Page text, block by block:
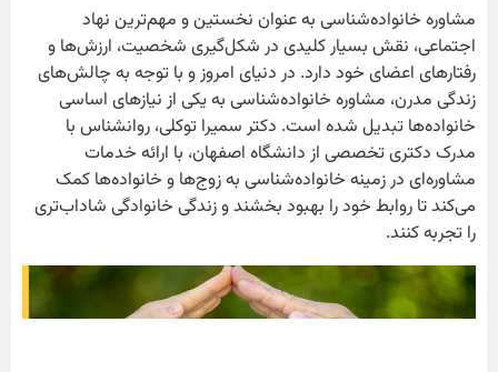
مشاوره خانواده‌شناسی به عنوان نخستین و مهم‌ترین نهاد
اجتماعی، نقش بسیار کلیدی در شکل‌گیری شخصیت، ارزش‌ها و
رفتارهای اعضای خود دارد. در دنیای امروز و با توجه به چالش‌های
زندگی مدرن، مشاوره خانواده‌شناسی به یکی از نیازهای اساسی
خانواده‌ها تبدیل شده است. دکتر سمیرا توکلی، روانشناس با
مدرک دکتری تخصصی از دانشگاه اصفهان، با ارائه خدمات
مشاوره‌ای در زمینه خانواده‌شناسی به زوج‌ها و خانواده‌ها کمک
می‌کند تا روابط خود را بهبود بخشند و زندگی خانوادگی شاداب‌تری
را تجربه کنند.